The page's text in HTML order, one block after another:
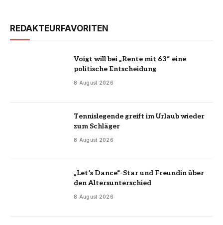
REDAKTEURFAVORITEN
Voigt will bei „Rente mit 63“ eine
politische Entscheidung
8 August 2026
Tennislegende greift im Urlaub wieder
zum Schläger
8 August 2026
„Let’s Dance“-Star und Freundin über
den Altersunterschied
8 August 2026